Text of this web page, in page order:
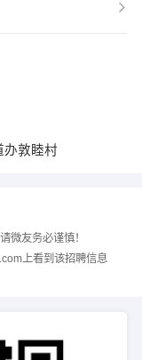
办敦睦村
微友务必谨慎！
上看到该招聘信息